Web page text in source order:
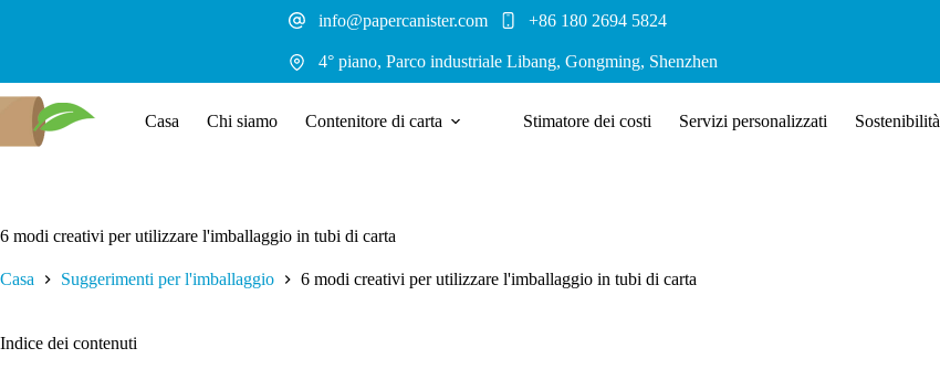
info@papercanister.com +86 180 2694 5824
4° piano, Parco industriale Libang, Gongming, Shenzhen
Casa Chi siamo Contenitore di carta Stimatore dei costi Servizi personalizzati Sostenibilità
6 modi creativi per utilizzare l'imballaggio in tubi di carta
Casa Suggerimenti per l'imballaggio 6 modi creativi per utilizzare l'imballaggio in tubi di carta
Indice dei contenuti